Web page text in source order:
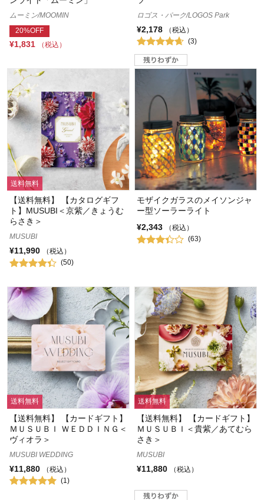
ムーミン/MOOMIN
20%OFF
¥1,831 （税込）
ロゴス・パーク/LOGOS Park
¥2,178
（税込）
(3)
送料無料
【送料無料】 【カタログギフ
ト】MUSUBI＜京紫／きょうむ
らさき＞
MUSUBI
¥11,990
（税込）
(50)
モザイクガラスのメイソンジャ
ー型ソーラーライト
¥2,343
（税込）
(63)
送料無料
【送料無料】 【カードギフト】
ＭＵＳＵＢＩ ＷＥＤＤＩＮＧ＜
ヴィオラ＞
MUSUBI WEDDING
¥11,880
（税込）
(1)
送料無料
【送料無料】 【カードギフト】
ＭＵＳＵＢＩ＜貴紫／あてむら
さき＞
MUSUBI
¥11,880 （税込）